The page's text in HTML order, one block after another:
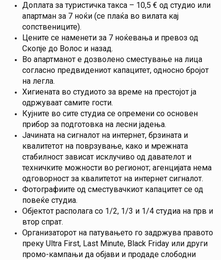
Доплата за туристичка такса – 10,5 € од студио или
апартман за 7 ноќи (се плаќа во вилата кај
сопствениците).
Цените се наменети за 7 ноќевања и превоз од
Скопје до Волос и назад.
Во апартманот е дозволено сместување на лица
согласно предвидениот капацитет, односно бројот
на легла.
Хигиената во студиото за време на престојот ја
одржуваат самите гости.
Кујните во сите студиа се опремени со основен
прибор за подготовка на лесни јадења.
Јачината на сигналот на интернет, брзината и
квалитетот на поврзување, како и мрежната
стабилност зависат исклучиво од давателот и
техничките можности во регионот; агенцијата нема
одговорност за квалитетот на интернет сигналот.
Фотографиите од сместувачкиот капацитет се од
повеќе студиа.
Објектот располага со 1/2, 1/3 и 1/4 студиа на прв и
втор спрат.
Организаторот на патувањето го задржува правото
преку Ultra First, Last Minute, Black Friday или други
промо-кампањи да објави и продаде слободни